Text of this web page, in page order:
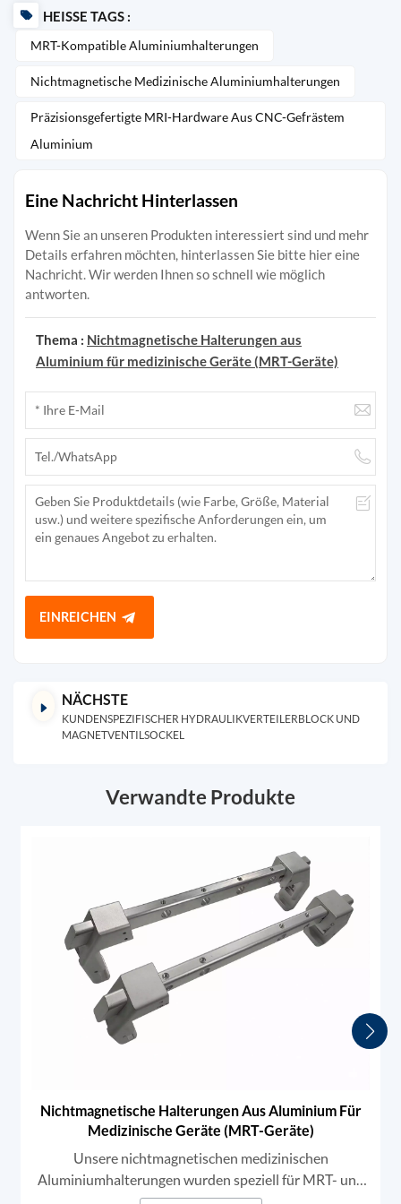
HEISSE TAGS :
MRT-Kompatible Aluminiumhalterungen
Nichtmagnetische Medizinische Aluminiumhalterungen
Präzisionsgefertigte MRI-Hardware Aus CNC-Gefrästem
Aluminium
Eine Nachricht Hinterlassen
Wenn Sie an unseren Produkten interessiert sind und mehr
Details erfahren möchten, hinterlassen Sie bitte hier eine
Nachricht. Wir werden Ihnen so schnell wie möglich
antworten.
Thema : Nichtmagnetische Halterungen aus
Aluminium für medizinische Geräte (MRT-Geräte)
EINREICHEN
NÄCHSTE
KUNDENSPEZIFISCHER HYDRAULIKVERTEILERBLOCK UND
MAGNETVENTILSOCKEL
Verwandte Produkte
Nichtmagnetische Halterungen Aus Aluminium Für
Medizinische Geräte (MRT-Geräte)
Unsere nichtmagnetischen medizinischen
Aluminiumhalterungen wurden speziell für MRT- und